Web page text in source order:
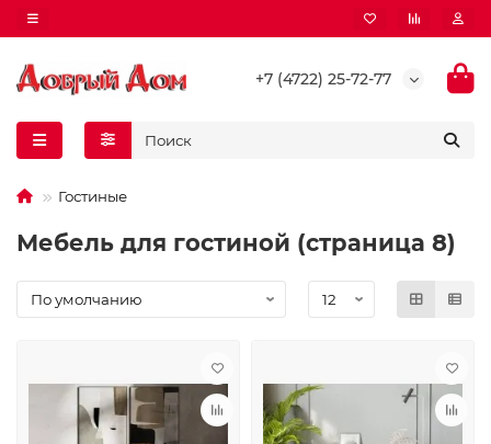
+7 (4722) 25-72-77
Гостиные
Мебель для гостиной (страница 8)